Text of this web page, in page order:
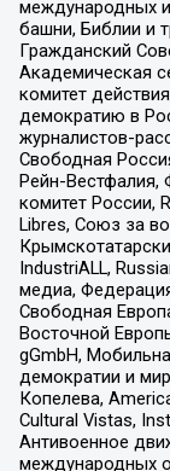
международных
башни, Библии и
Гражданский
Академическая
комитет
демократию в
журналистов-
Свободная
Рейн-Вестфалия,
комитет России,
Libres, Союз за
IndustriALL,
медиа,
Свободная
Восточной
gGmbH,
демократии и
Копелева,
Cultural Vistas,
Антивоенное
международных